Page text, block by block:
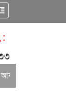
:
শ্রাবণীর নতুন